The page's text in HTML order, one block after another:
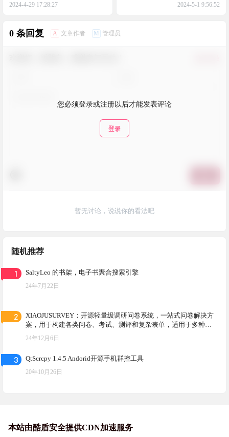
2024-4-29 17:28:27 2024-5-1 9:56:52
0 条回复 A 文章作者 M 管理员
您必须登录或注册以后才能发表评论
登录
暂无讨论，说说你的看法吧
随机推荐
1 SaltyLeo 的书架，电子书聚合搜索引擎
24年7月22日
2
XIAOJUSURVEY：开源轻量级调研问卷系统，一站式问卷解决方
案，用于构建各类问卷、考试、测评和复杂表单，适用于多种调
研场景，具备强大的数据分析能力
24年12月6日
3 QtScrcpy 1.4.5 Andorid开源手机群控工具
20年10月26日
本站由酷盾安全提供CDN加速服务